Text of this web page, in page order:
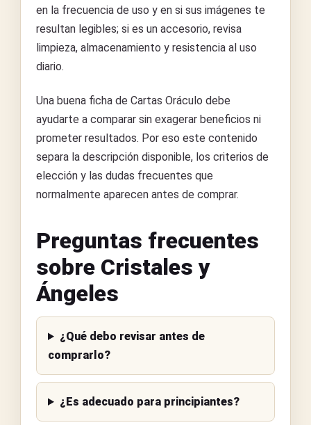
en la frecuencia de uso y en si sus imágenes te
resultan legibles; si es un accesorio, revisa
limpieza, almacenamiento y resistencia al uso
diario.
Una buena ficha de Cartas Oráculo debe
ayudarte a comparar sin exagerar beneficios ni
prometer resultados. Por eso este contenido
separa la descripción disponible, los criterios de
elección y las dudas frecuentes que
normalmente aparecen antes de comprar.
Preguntas frecuentes
sobre Cristales y
Ángeles
¿Qué debo revisar antes de
comprarlo?
¿Es adecuado para principiantes?